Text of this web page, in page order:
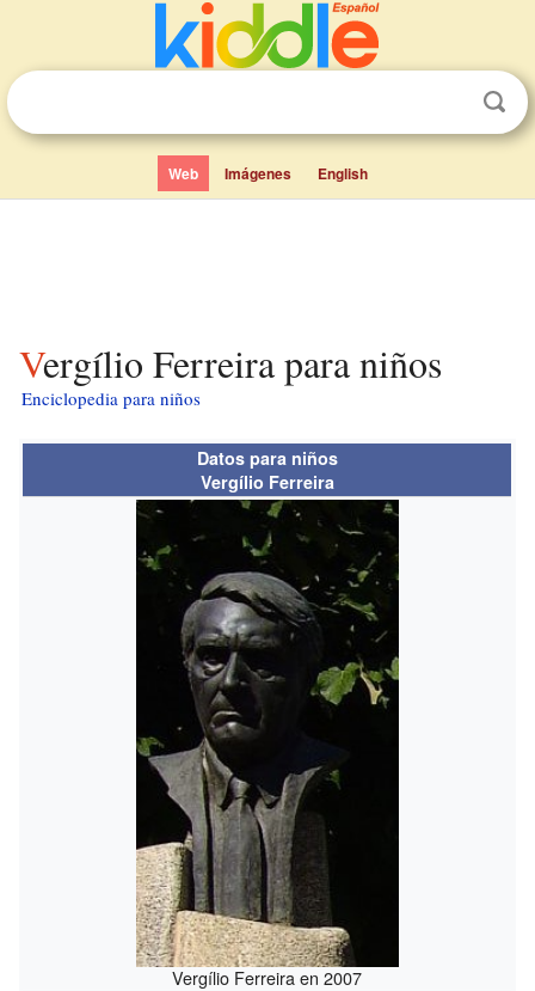
Web Imágenes English
Vergílio Ferreira para niños
Enciclopedia para niños
Datos para niños
Vergílio Ferreira
Vergílio Ferreira en 2007